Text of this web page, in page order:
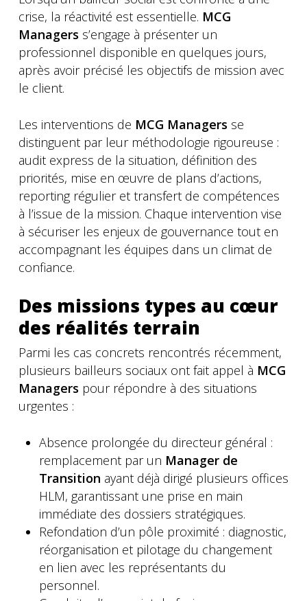
crise, la réactivité est essentielle. MCG
Managers s’engage à présenter un
professionnel disponible en quelques jours,
après avoir précisé les objectifs de mission avec
le client.
Les interventions de MCG Managers se
distinguent par leur méthodologie rigoureuse :
audit express de la situation, définition des
priorités, mise en œuvre de plans d’actions,
reporting régulier et transfert de compétences
à l’issue de la mission. Chaque intervention vise
à sécuriser les enjeux de gouvernance tout en
accompagnant les équipes dans un climat de
confiance.
Des missions types au cœur
des réalités terrain
Parmi les cas concrets rencontrés récemment,
plusieurs bailleurs sociaux ont fait appel à MCG
Managers pour répondre à des situations
urgentes :
Absence prolongée du directeur général :
remplacement par un Manager de
Transition ayant déjà dirigé plusieurs offices
HLM, garantissant une prise en main
immédiate des dossiers stratégiques.
Refondation d’un pôle proximité : diagnostic,
réorganisation et pilotage du changement
en lien avec les représentants du
personnel.